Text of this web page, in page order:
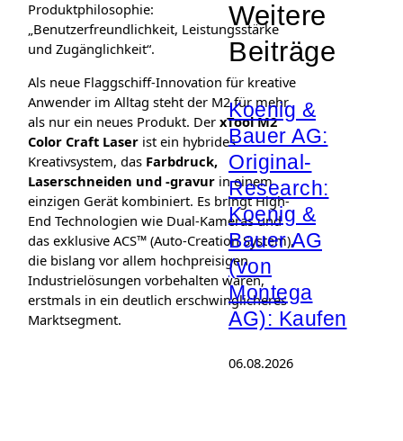
Produktphilosophie:
„Benutzerfreundlichkeit, Leistungsstärke
und Zugänglichkeit“.
Als neue Flaggschiff-Innovation für kreative
Anwender im Alltag steht der M2 für mehr
als nur ein neues Produkt. Der xTool M2
Color Craft Laser ist ein hybrides
Kreativsystem, das Farbdruck,
Laserschneiden und -gravur in einem
einzigen Gerät kombiniert. Es bringt High-
End Technologien wie Dual-Kameras und
das exklusive ACS™ (Auto-Creation System),
die bislang vor allem hochpreisigen
Industrielösungen vorbehalten waren,
erstmals in ein deutlich erschwinglicheres
Marktsegment.
Weitere
Beiträge
Koenig &
Bauer AG:
Original-
Research:
Koenig &
Bauer AG
(von
Montega
AG): Kaufen
06.08.2026